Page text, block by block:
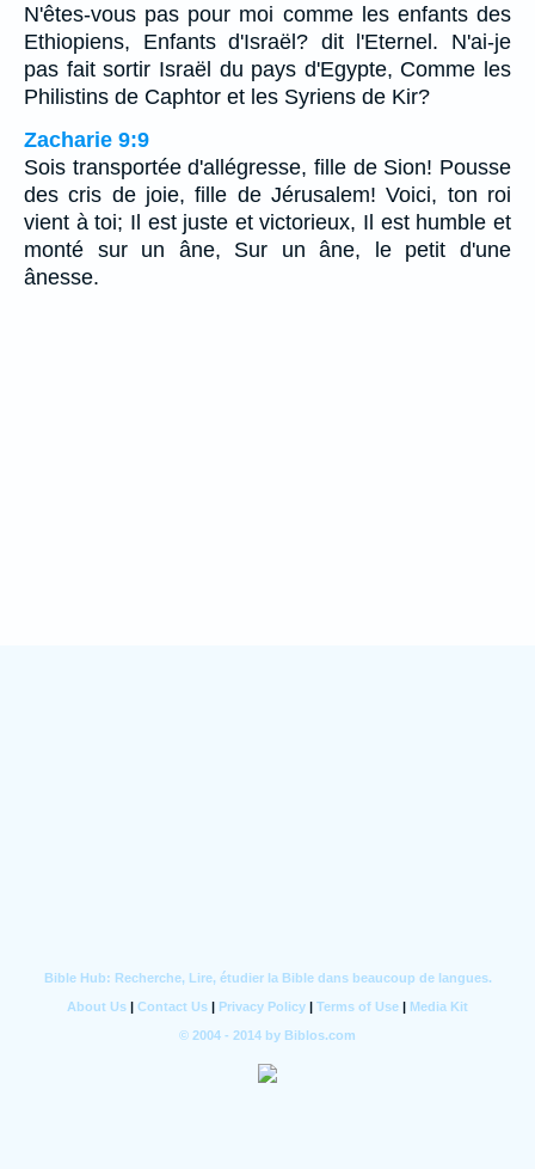
N'êtes-vous pas pour moi comme les enfants des
Ethiopiens, Enfants d'Israël? dit l'Eternel. N'ai-je
pas fait sortir Israël du pays d'Egypte, Comme les
Philistins de Caphtor et les Syriens de Kir?
Zacharie 9:9
Sois transportée d'allégresse, fille de Sion! Pousse
des cris de joie, fille de Jérusalem! Voici, ton roi
vient à toi; Il est juste et victorieux, Il est humble et
monté sur un âne, Sur un âne, le petit d'une
ânesse.